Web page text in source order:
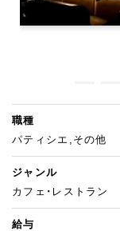
職種
パティシエ,その他
ジャンル
カフェ・レストラン
給与